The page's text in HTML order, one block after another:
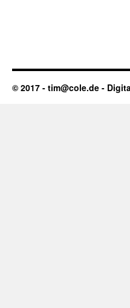
© 2017 - tim@cole.de -